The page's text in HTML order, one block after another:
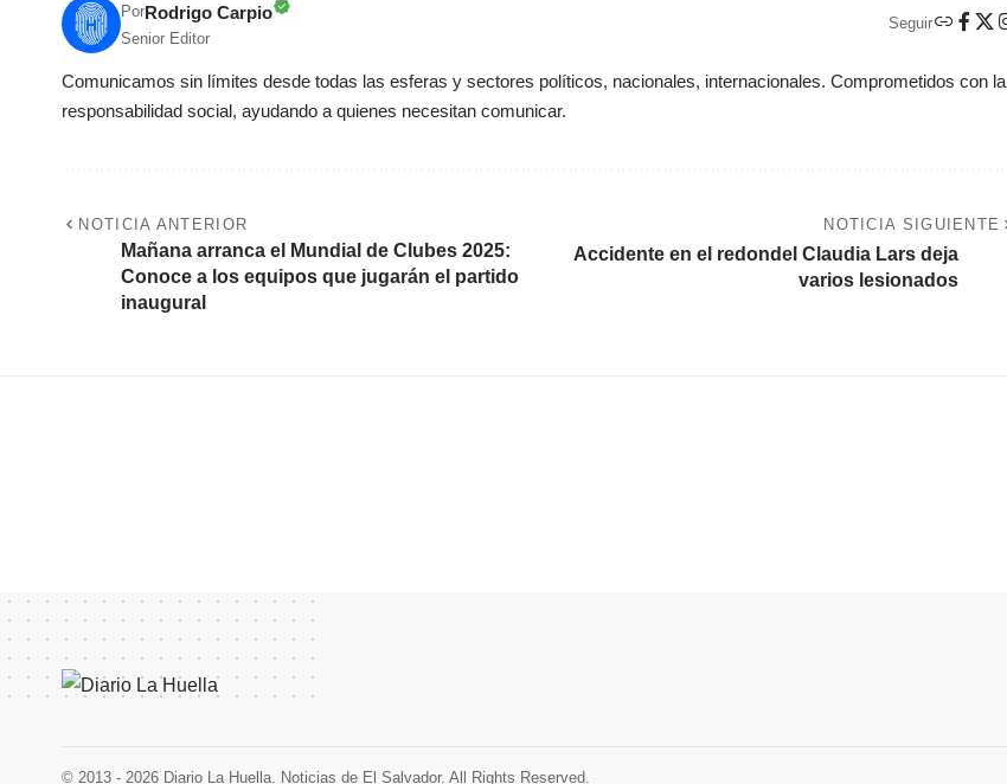
PorRodrigo Carpio
Senior Editor
Seguir
Comunicamos sin límites desde todas las esferas y sectores políticos, nacionales, internacionales. Comprometidos con la
responsabilidad social, ayudando a quienes necesitan comunicar.
NOTICIA ANTERIOR
Mañana arranca el Mundial de Clubes 2025:
Conoce a los equipos que jugarán el partido
inaugural
NOTICIA SIGUIENTE
Accidente en el redondel Claudia Lars deja
varios lesionados
© 2013 - 2026 Diario La Huella. Noticias de El Salvador. All Rights Reserved.